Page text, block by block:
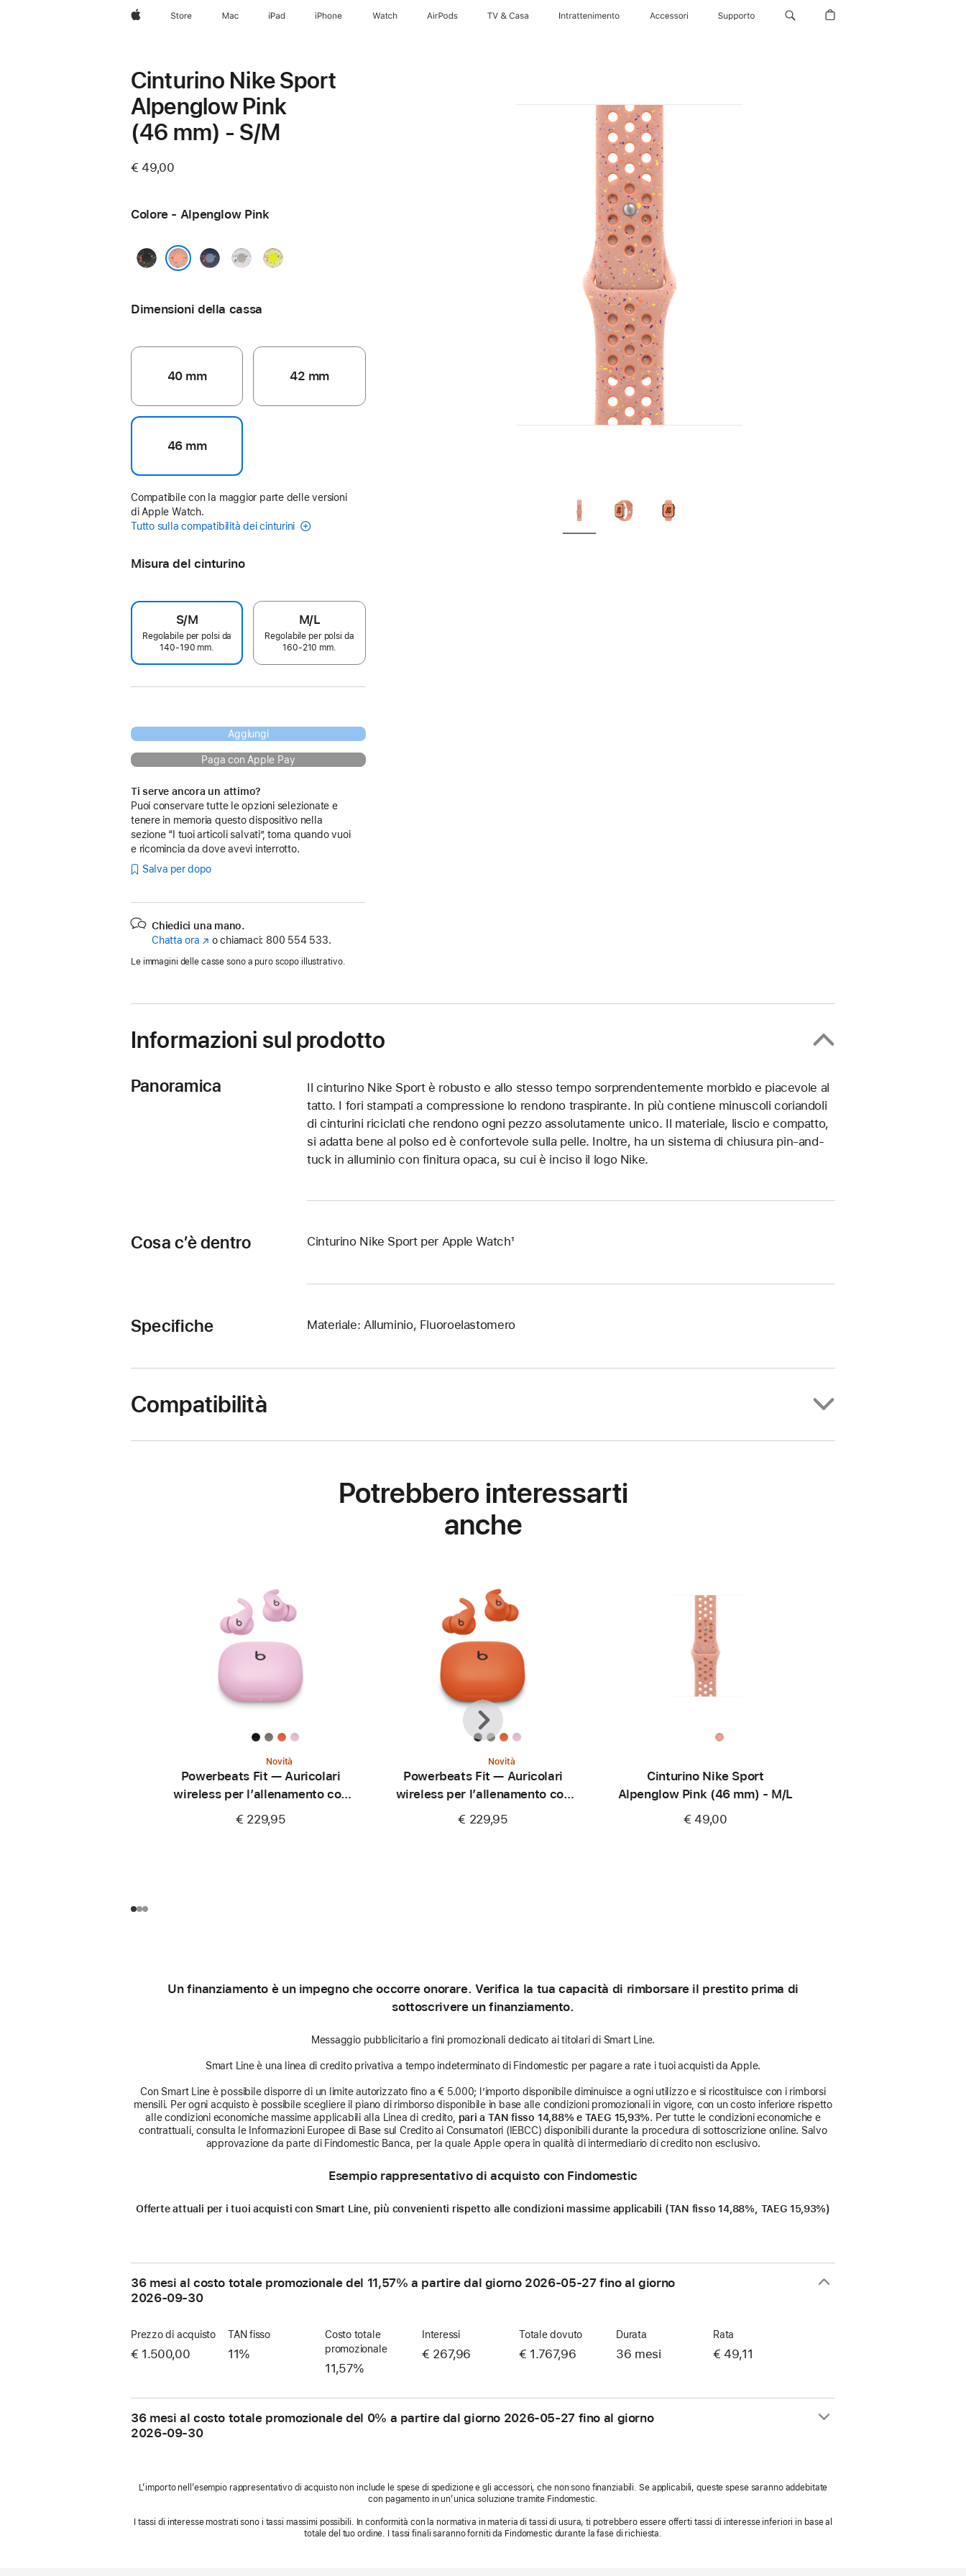
AppleStore Mac iPad iPhone Watch AirPods TV & Casa Intrattenimento Accessori Supporto
Cinturino Nike Sport
Alpenglow Pink
(46 mm) - S/M
€ 49,00
Colore - Alpenglow Pink
Midnight
Blue
VeiledVolt
Dimensioni della cassa
40 mm 42 mm
46 mm
Compatibile con la maggior parte delle versioni
di Apple Watch.
Tutto sulla compatibilità dei cinturini
Misura del cinturino
S/M
Regolabile per polsi da
140‑190 mm.
M/L
Regolabile per polsi da
160‑210 mm.
Aggiungi
Paga con Apple Pay
Ti serve ancora un attimo?
Puoi conservare tutte le opzioni selezionate e
tenere in memoria questo dispositivo nella
sezione “I tuoi articoli salvati”, torna quando vuoi
e ricomincia da dove avevi interrotto.
Salva per dopo
Chiedici una mano.
Chatta ora (Si o chiamaci: 800 554 533.
Le immagini delle casse sono a puro scopo illustrativo.
Informazioni sul prodotto
Panoramica
Il cinturino Nike Sport è robusto e allo stesso tempo sorprendentemente morbido e piacevole al
tatto. I fori stampati a compressione lo rendono traspirante. In più contiene minuscoli coriandoli
di cinturini riciclati che rendono ogni pezzo assolutamente unico. Il materiale, liscio e compatto,
si adatta bene al polso ed è confortevole sulla pelle. Inoltre, ha un sistema di chiusura pin-and-
tuck in alluminio con finitura opaca, su cui è inciso il logo Nike.
Cosa c’è dentro Cinturino Nike Sport per Apple Watch¹
Specifiche Materiale: Alluminio, Fluoroelastomero
Compatibilità
Potrebbero interessarti
anche
Novità
Powerbeats Fit — Auricolari
wireless per l’allenamento con
aderenza perfetta —
Rosa energico
€ 229,95
Novità
Powerbeats Fit — Auricolari
wireless per l’allenamento con
aderenza perfetta —
Arancione scintilla
€ 229,95
Cinturino Nike Sport
Alpenglow Pink (46 mm) - M/L
€ 49,00
Precedente
Avanti
Un finanziamento è un impegno che occorre onorare. Verifica la tua capacità di rimborsare il prestito prima di
sottoscrivere un finanziamento.
Messaggio pubblicitario a fini promozionali dedicato ai titolari di Smart Line.
Smart Line è una linea di credito privativa a tempo indeterminato di Findomestic per pagare a rate i tuoi acquisti da Apple.
Con Smart Line è possibile disporre di un limite autorizzato fino a € 5.000; l’importo disponibile diminuisce a ogni utilizzo e si ricostituisce con i rimborsi
mensili. Per ogni acquisto è possibile scegliere il piano di rimborso disponibile in base alle condizioni promozionali in vigore, con un costo inferiore rispetto
alle condizioni economiche massime applicabili alla Linea di credito, pari a TAN fisso 14,88% e TAEG 15,93%. Per tutte le condizioni economiche e
contrattuali, consulta le Informazioni Europee di Base sul Credito ai Consumatori (IEBCC) disponibili durante la procedura di sottoscrizione online. Salvo
approvazione da parte di Findomestic Banca, per la quale Apple opera in qualità di intermediario di credito non esclusivo.
Esempio rappresentativo di acquisto con Findomestic
Offerte attuali per i tuoi acquisti con Smart Line, più convenienti rispetto alle condizioni massime applicabili (TAN fisso 14,88%, TAEG 15,93%)
36 mesi al costo totale promozionale del 11,57% a partire dal giorno 2026-05-27fino al giorno
2026-09-30
Prezzo di acquisto
€ 1.500,00
TAN fisso
11%
Costo totale
promozionale
11,57%
Interessi
€ 267,96
Totale dovuto
€ 1.767,96
Durata
36 mesi
Rata
€ 49,11
36 mesi al costo totale promozionale del 0% a partire dal giorno 2026-05-27fino al giorno
2026-09-30
L’importo nell’esempio rappresentativo di acquisto non include le spese di spedizione e gli accessori, che non sono finanziabili. Se applicabili, queste spese saranno addebitate
con pagamento in un’unica soluzione tramite Findomestic.
I tassi di interesse mostrati sono i tassi massimi possibili. In conformità con la normativa in materia di tassi di usura, ti potrebbero essere offerti tassi di interesse inferiori in base al
totale del tuo ordine. I tassi finali saranno forniti da Findomestic durante la fase di richiesta.